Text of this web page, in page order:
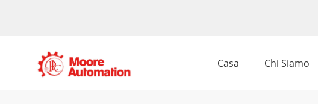
Casa Chi Siamo